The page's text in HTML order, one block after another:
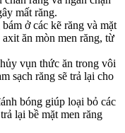
mất răng.
ở các kẽ răng và mặt
ăn mòn men răng, từ
vụn thức ăn trong vôi
sạch răng sẽ trả lại cho
bóng giúp loại bỏ các
lại bề mặt men răng